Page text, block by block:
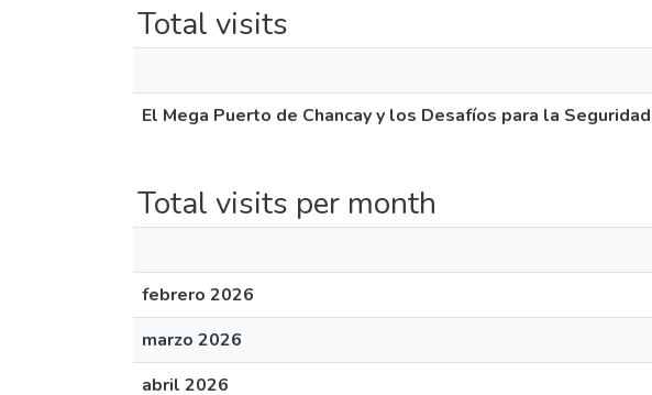
Total visits
El Mega Puerto de Chancay y los Desafíos para la
Total visits per month
febrero 2026
marzo 2026
abril 2026